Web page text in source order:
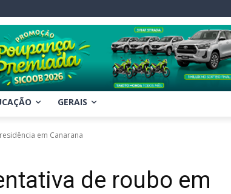
GERAIS
em Canarana
de roubo em